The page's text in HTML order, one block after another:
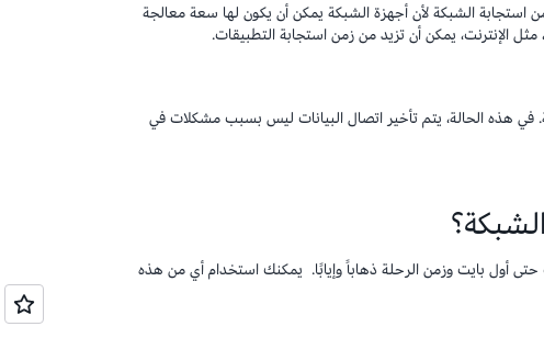
استجابة الشبكة لأن أجهزة الشبكة يمكن أن يكون لها سعة معالجة
الإنترنت، يمكن أن تزيد من زمن استجابة التطبيقات.
في هذه الحالة، يتم تأخير اتصال البيانات ليس بسبب مشكلات في
أول بايت وزمن الرحلة ذهاباً وإيابًا. يمكنك استخدام أي من هذه